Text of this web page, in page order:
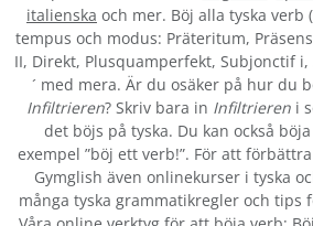
italienska och mer. Böj alla tyska verb
tempus och modus: Präteritum,
II, Direkt, Plusquamperfekt, Subjonctif
´ med mera. Är du osäker på hur du
Infiltrieren? Skriv bara in Infiltriereni
det böjs på tyska. Du kan också
exempel ”böj ett verb!”. För att
Gymglish även onlinekurser i tyska
många tyska grammatikregler och tips